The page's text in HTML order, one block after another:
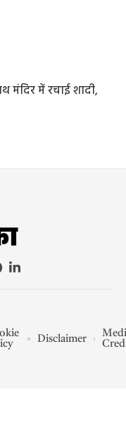
मंदिर में रचाई शादी,
Disclaimer